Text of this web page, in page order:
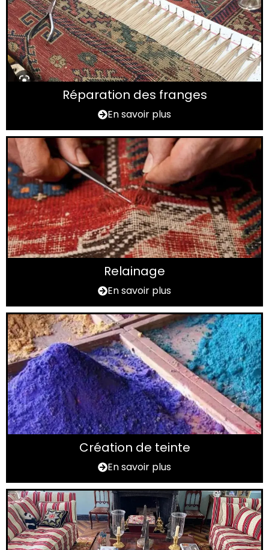
Réparation des franges
En savoir plus
Relainage
En savoir plus
Création de teinte
En savoir plus